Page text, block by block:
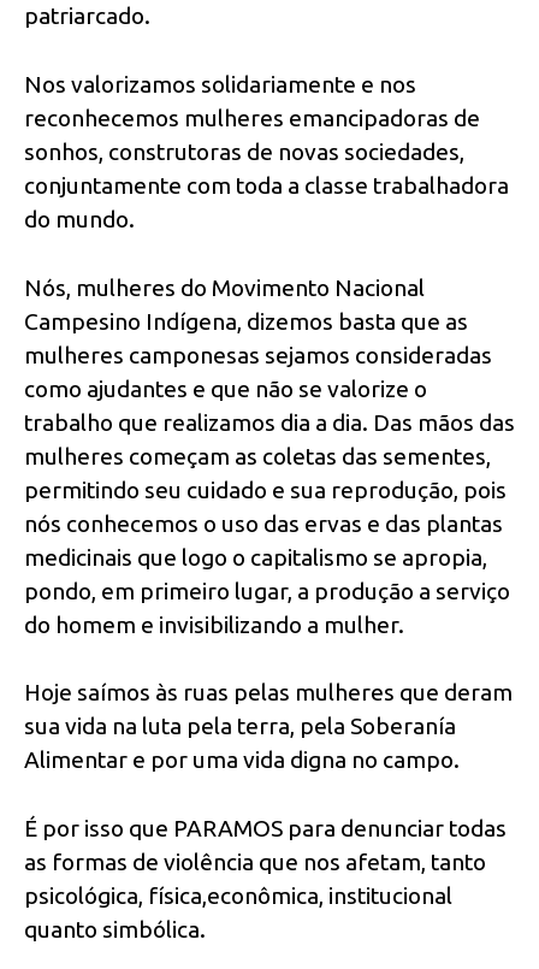
patriarcado.
Nos valorizamos solidariamente e nos
reconhecemos mulheres emancipadoras de
sonhos, construtoras de novas sociedades,
conjuntamente com toda a classe trabalhadora
do mundo.
Nós, mulheres do Movimento Nacional
Campesino Indígena, dizemos basta que as
mulheres camponesas sejamos consideradas
como ajudantes e que não se valorize o
trabalho que realizamos dia a dia. Das mãos das
mulheres começam as coletas das sementes,
permitindo seu cuidado e sua reprodução, pois
nós conhecemos o uso das ervas e das plantas
medicinais que logo o capitalismo se apropia,
pondo, em primeiro lugar, a produção a serviço
do homem e invisibilizando a mulher.
Hoje saímos às ruas pelas mulheres que deram
sua vida na luta pela terra, pela Soberanía
Alimentar e por uma vida digna no campo.
É por isso que PARAMOS para denunciar todas
as formas de violência que nos afetam, tanto
psicológica, física,econômica, institucional
quanto simbólica.